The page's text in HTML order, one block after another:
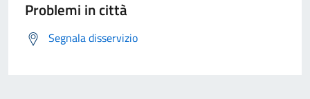
Problemi in città
Segnala disservizio